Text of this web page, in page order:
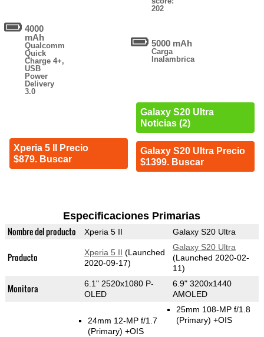
4000
mAh
Qualcomm
Quick
Charge 4+,
USB
Power
Delivery
3.0
Xperia 5 II Precio
$879. Buscar
202
5000 mAh
Carga
Inalambrica
Galaxy S20 Ultra
Noticias (2)
Galaxy S20 Ultra Precio
$1399. Buscar
Especificaciones Primarias
Nombre del producto Xperia 5 II Galaxy S20 Ultra
Producto Xperia 5 II (Launched
2020-09-17)
Galaxy S20 Ultra
(Launched 2020-02-
11)
Monitora
6.1" 2520x1080 P-
OLED
6.9" 3200x1440
AMOLED
24mm 12-MP f/1.7
(Primary) +OIS
25mm 108-MP f/1.8
(Primary) +OIS